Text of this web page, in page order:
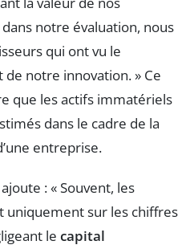
dans notre évaluation, nous
qui ont vu le
notre innovation. » Ce
que les actifs immatériels
dans le cadre de la
entreprise.
: « Souvent, les
uniquement sur les chiffres
le capital